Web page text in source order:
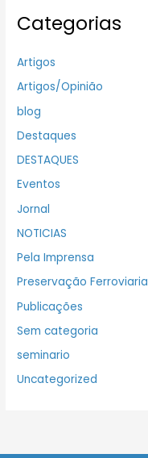
Categorias
Artigos
Artigos/Opinião
blog
Destaques
DESTAQUES
Eventos
Jornal
NOTICIAS
Pela Imprensa
Preservação Ferroviaria
Publicações
Sem categoria
seminario
Uncategorized